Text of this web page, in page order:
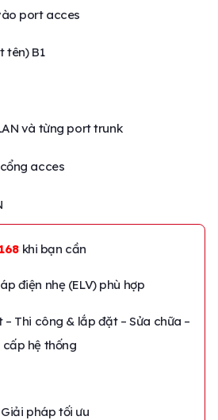
port acces
tên) B1
và từng port trunk
acces
khi bạn cần
điện nhẹ (ELV) phù hợp
– Thi công & lắp đặt – Sửa chữa –
cấp hệ thống
pháp tối ưu